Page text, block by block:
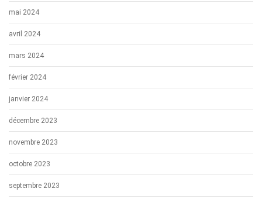
mai 2024
avril 2024
mars 2024
février 2024
janvier 2024
décembre 2023
novembre 2023
octobre 2023
septembre 2023